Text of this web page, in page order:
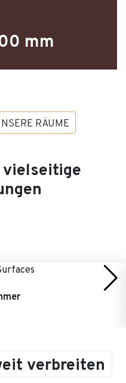
mm
RÄUME
vielseitige
verbreiten